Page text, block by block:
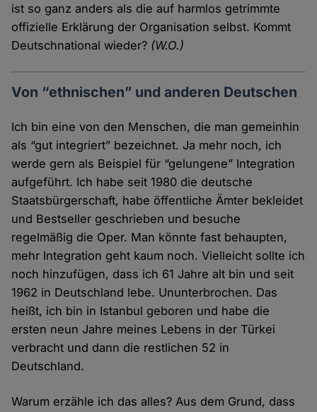
ist so ganz anders als die auf harmlos getrimmte
offizielle Erklärung der Organisation selbst. Kommt
Deutschnational wieder? (W.O.)
Von “ethnischen” und anderen Deutschen
Ich bin eine von den Menschen, die man gemeinhin
als “gut integriert” bezeichnet. Ja mehr noch, ich
werde gern als Beispiel für “gelungene” Integration
aufgeführt. Ich habe seit 1980 die deutsche
Staatsbürgerschaft, habe öffentliche Ämter bekleidet
und Bestseller geschrieben und besuche
regelmäßig die Oper. Man könnte fast behaupten,
mehr Integration geht kaum noch. Vielleicht sollte ich
noch hinzufügen, dass ich 61 Jahre alt bin und seit
1962 in Deutschland lebe. Ununterbrochen. Das
heißt, ich bin in Istanbul geboren und habe die
ersten neun Jahre meines Lebens in der Türkei
verbracht und dann die restlichen 52 in
Deutschland.
Warum erzähle ich das alles? Aus dem Grund, dass